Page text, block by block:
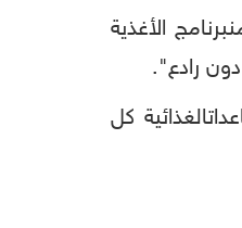
برنامج الأغذية
دون رادع".
الغذائية كل